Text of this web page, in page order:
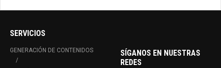
SERVICIOS
GENERACIÓN DE CONTENIDOS
SÍGANOS EN NUESTRAS
REDES